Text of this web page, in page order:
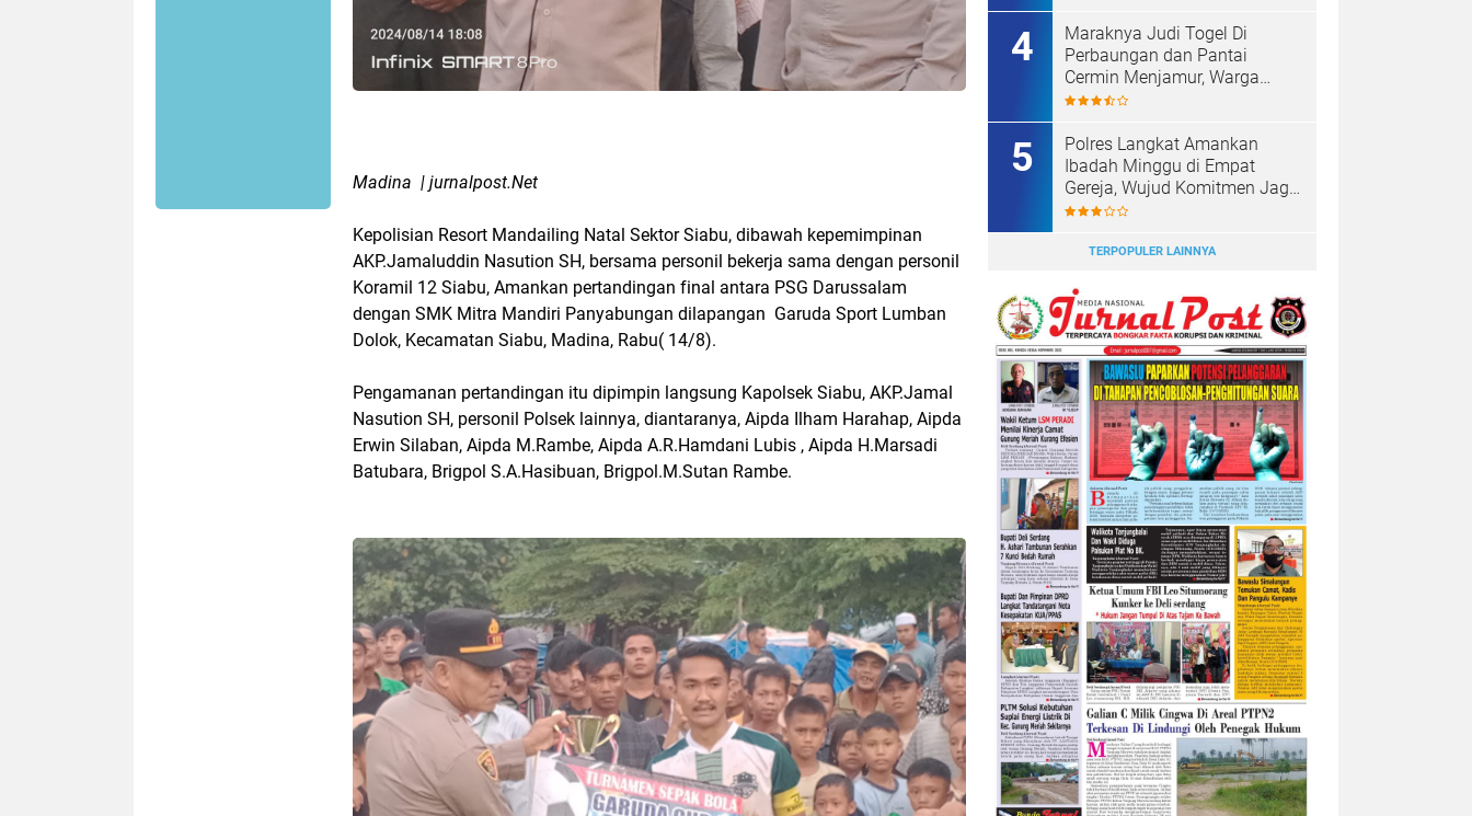
Madina | jurnalpost.Net
Kepolisian Resort Mandailing Natal Sektor Siabu, dibawah kepemimpinan
AKP.Jamaluddin Nasution SH, bersama personil bekerja sama dengan personil
Koramil 12 Siabu, Amankan pertandingan final antara PSG Darussalam
dengan SMK Mitra Mandiri Panyabungan dilapangan Garuda Sport Lumban
Dolok, Kecamatan Siabu, Madina, Rabu( 14/8).
Pengamanan pertandingan itu dipimpin langsung Kapolsek Siabu, AKP.Jamal
Nasution SH, personil Polsek lainnya, diantaranya, Aipda Ilham Harahap, Aipda
Erwin Silaban, Aipda M.Rambe, Aipda A.R.Hamdani Lubis , Aipda H.Marsadi
Batubara, Brigpol S.A.Hasibuan, Brigpol.M.Sutan Rambe.
Maraknya Judi Togel Di
Perbaungan dan Pantai
Cermin Menjamur, Warga
Desak Kapolres Serge
Polres Langkat Amankan
Ibadah Minggu di Empat
Gereja, Wujud Komitmen Jaga
Kerukunan Umat Beragama.
TERPOPULER LAINNYA